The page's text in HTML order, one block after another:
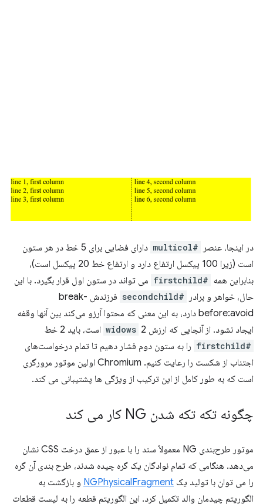
در اینجا، عنصر #multicol
دارای فضایی برای 5 خط در هر ستون
است (زیرا 100 پیکسل ارتفاع دارد و ارتفاع خط 20 پیکسل است)،
بنابراین همه #firstchild
می تواند در ستون اول قرار بگیرد. با این
حال، خواهر و برادر
#secondchild
فرزندش break-
before:avoid دارد، به این معنی که محتوا آرزو می‌کند بین آنها وقفه
ایجاد نشود. از آنجایی که ارزش
widows 2 است، باید 2 خط
#firstchild
را به ستون دوم فشار دهیم تا تمام درخواست‌های
اجتناب از شکست را رعایت کنیم. Chromium اولین موتور مرورگری
است که به طور کامل از این ترکیب از ویژگی ها پشتیبانی می کند.
چگونه تکه تکه شدن NG کار می کند
موتور طرح‌بندی NG معمولاً سند را با عبور از عمق درخت CSS نشان
می‌دهد. هنگامی که تمام نوادگان یک گره چیده شدند، طرح بندی آن گره
را می توان با تولید یک NGPhysicalFragment و بازگشت به
الگوریتم چیدمان والد تکمیل کرد. این الگوریتم قطعه را به لیست قطعات